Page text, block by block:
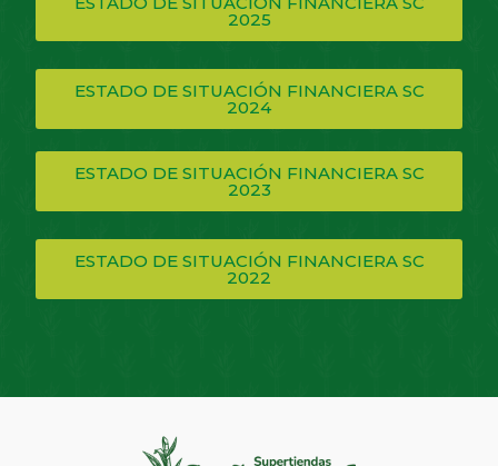
2025
ESTADO DE SITUACIÓN FINANCIERA SC
2024
ESTADO DE SITUACIÓN FINANCIERA SC
2023
ESTADO DE SITUACIÓN FINANCIERA SC
2022